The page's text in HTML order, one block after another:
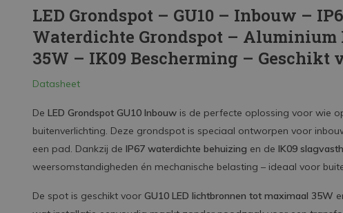
LED Grondspot – GU10 – Inbouw –
Waterdichte Grondspot –
35W – IK09 Bescherming – Geschikt
Datasheet
De LED Grondspot GU10 Inbouw is de perfecte oplossing voor wie
buitenverlichting. Deze grondspot is speciaal ontworpen voor
een pad. Dankzij de IP67 waterdichte behuizing en de IK09
weersomstandigheden én mechanische belasting – ideaal voor
De spot is geschikt voor GU10 LED lichtbronnen tot maximaal 35W